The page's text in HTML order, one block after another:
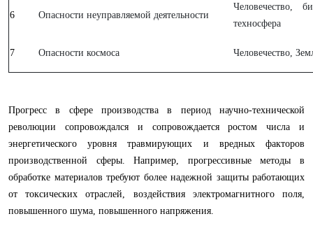
6 Опасности неуправляемой деятельности
Человечество,
техносфера
7 Опасности космоса Человечество,
Прогресс в сфере производства в период научно-технической
революции сопровождался и сопровождается ростом числа и
энергетического уровня травмирующих и вредных факторов
производственной сферы. Например, прогрессивные методы в
обработке материалов требуют более надежной защиты работающих
от токсических отраслей, воздействия электромагнитного поля,
повышенного шума, повышенного напряжения.